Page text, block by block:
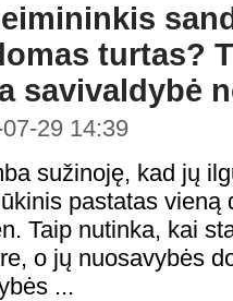
turtas?
savivaldybė
29 14:39
sužinoję, kad jų
pastatas vieną
Taip nutinka, kai
o jų nuosavybės
...